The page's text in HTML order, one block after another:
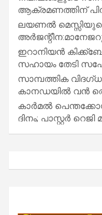
ആക്രമണത്തിന്
ലയണൽ
ഇറാനിയൻ
സഹായം തേടി
സാമ്പത്തിക
കാനഡയിൽ വൻ
കാർമൽ
ദിനം; പാസ്റ്റർ